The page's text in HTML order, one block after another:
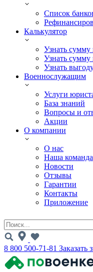
Список
Калькулятор
Узнать сумму
Узнать
Узнать
Военнослужащим
Услуги
База знаний
Вопросы и
Акции
О компании
О нас
Наша команда
Новости
Отзывы
Гарантии
Контакты
Приложение
8 800 500-71-81 Заказать